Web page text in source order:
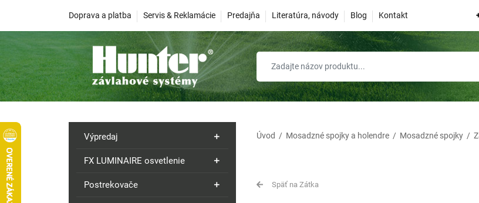
Doprava a platba Servis & Reklamácie Predajňa Literatúra, návody Blog Kontakt
Výpredaj
FX LUMINAIRE osvetlenie
Postrekovače
Úvod / Mosadzné spojky a holendre / Mosadzné spojky /
Späť na Zátka